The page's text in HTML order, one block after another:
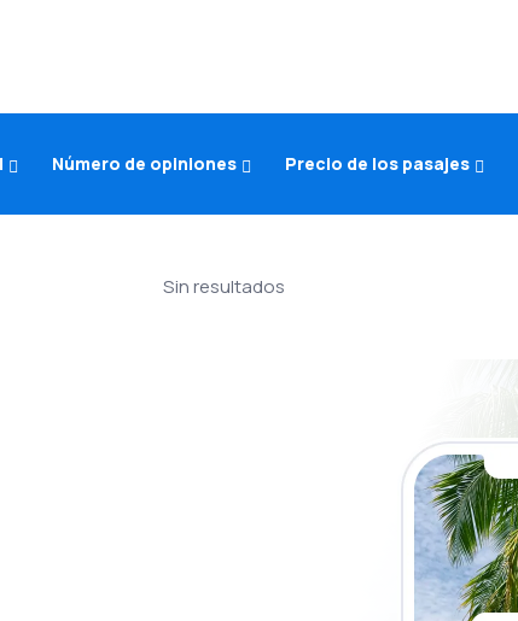
Número de opiniones Precio de los pasajes
Sin resultados